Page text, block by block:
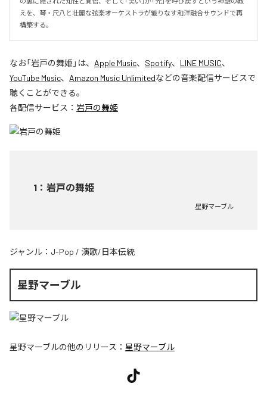
えを、琴・尺八と壮麗な弦楽オーケストラが織りなす和洋融合サウンドで再
構築する。
なお「岩戸の舞姫 」は、 Apple Music、 Spotify、 LINE MUSIC、
YouTube Music、 Amazon Music Unlimitedなどの音楽配信サービスで
聴くことができる。
各配信サービス： 岩戸の舞姫
1 ： 岩戸の舞姫
星野マーブル
ジャンル： J-Pop / 演歌/日本伝統
星野マーブル
星野マーブルの他のリリース： 星野マーブル